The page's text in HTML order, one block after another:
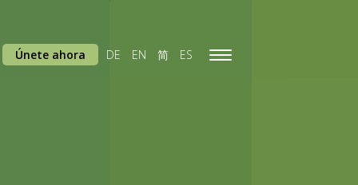
Toggle
Únete ahora DE EN 简 ES